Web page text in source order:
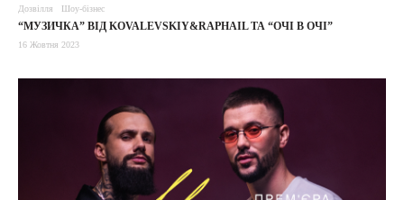
Дозвілля Шоу-бізнес
“МУЗИЧКА” ВІД KOVALEVSKIY&RAPHAIL ТА “ОЧІ В ОЧІ”
16 Жовтня 2023